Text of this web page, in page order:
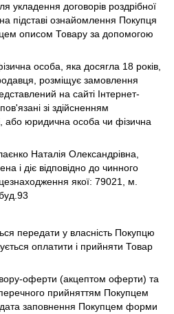
укладення договорів роздрібної
підставі ознайомлення Покупця
описом Товару за допомогою
особа, яка досягла 18 років,
розміщує замовлення
на сайті Інтернет-
зі здійсненням
або юридична особа чи фізична
Наталія Олександрівна,
і діє відповідно до чинного
якої: 79021, м.
передати у власність Покупцю
оплатити і прийняти Товар
оферти (акцептом оферти) та
прийняттям Покупцем
заповнення Покупцем форми